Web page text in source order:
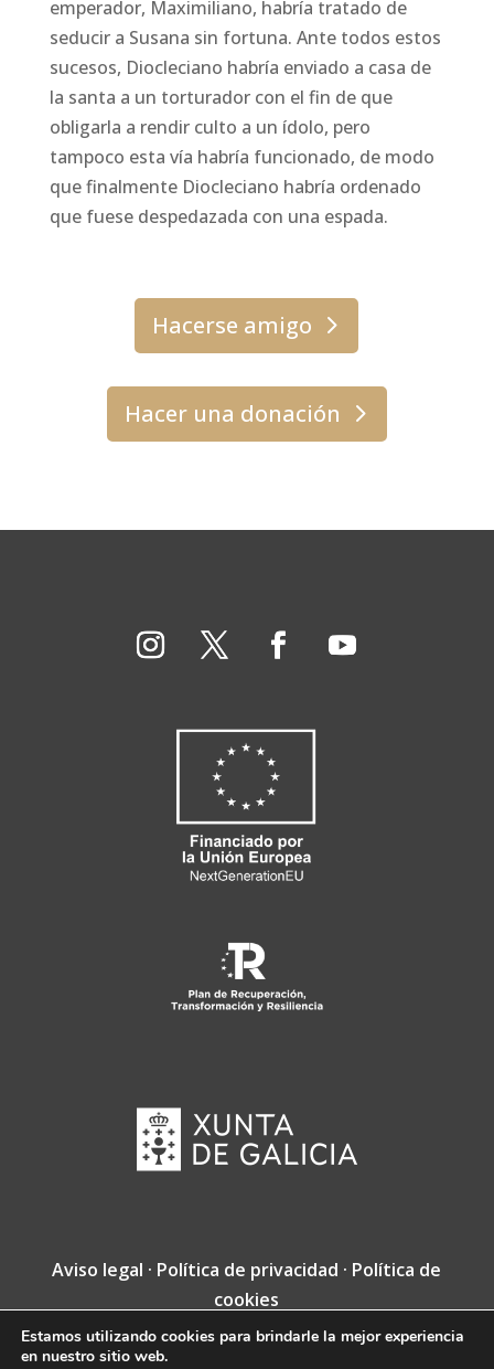
emperador, Maximiliano, habría tratado de
seducir a Susana sin fortuna. Ante todos estos
sucesos, Diocleciano habría enviado a casa de
la santa a un torturador con el fin de que
obligarla a rendir culto a un ídolo, pero
tampoco esta vía habría funcionado, de modo
que finalmente Diocleciano habría ordenado
que fuese despedazada con una espada.
Hacerse amigo
Hacer una donación
Aviso legal · Política de privacidad · Política de
cookies
Copyright © Fundación Jacobea · Diseño web
Estamos utilizando cookies para brindarle la mejor experiencia
en nuestro sitio web.